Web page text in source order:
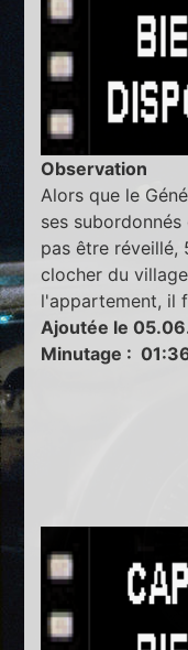
Observation
Alors que le
ses
pas être réveillé,
clocher du
l'appartement, il
Ajoutée le
Minutage :